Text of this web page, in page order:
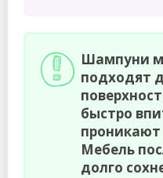
Шампуни
подходят
быстро
проникают
Мебель
долго